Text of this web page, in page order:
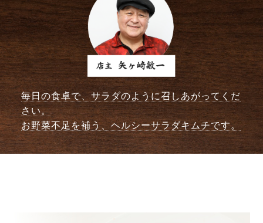
毎日の食卓で、サラダのように召しあがってくだ
さい。
お野菜不足を補う、ヘルシーサラダキムチです。